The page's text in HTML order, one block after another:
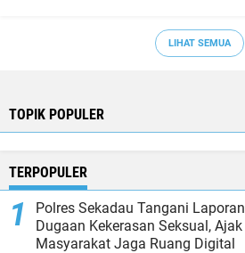
LIHAT SEMUA
TOPIK POPULER
TERPOPULER
Polres Sekadau Tangani Laporan
Dugaan Kekerasan Seksual, Ajak
Masyarakat Jaga Ruang Digital